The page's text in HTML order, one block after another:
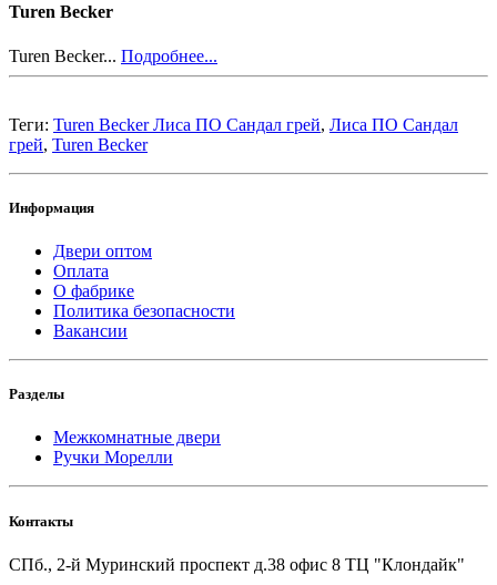
Turen Becker
Turen Becker... Подробнее...
Теги: Turen Becker Лиса ПО Сандал грей, Лиса ПО Сандал
грей, Turen Becker
Информация
Двери оптом
Оплата
О фабрике
Политика безопасности
Вакансии
Разделы
Межкомнатные двери
Ручки Морелли
Контакты
СПб., 2-й Муринский проспект д.38 офис 8 ТЦ "Клондайк"